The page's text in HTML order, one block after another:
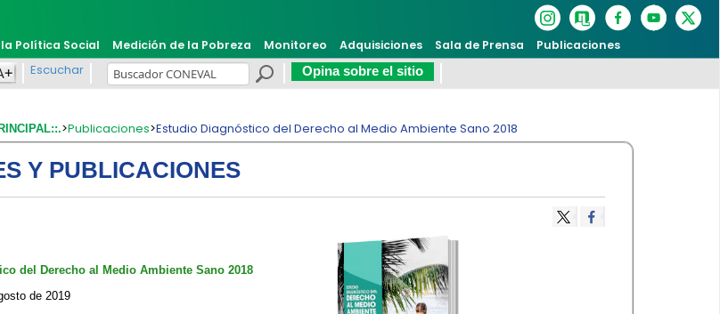
Política Social Medición de la Pobreza Monitoreo Adquisiciones Sala de Prensa Publicaciones
Escuchar Opina sobre el sitio
>Publicaciones>​Estudio Diagnóstico del Derecho al Medio Ambiente Sano 2018​
Y PUBLICACIONES
del Derecho al Medio Ambiente Sano 2018
de 2019